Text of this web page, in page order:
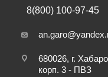
8(800) 100-97-45
680026, г.
корп. 3 - ПВЗ